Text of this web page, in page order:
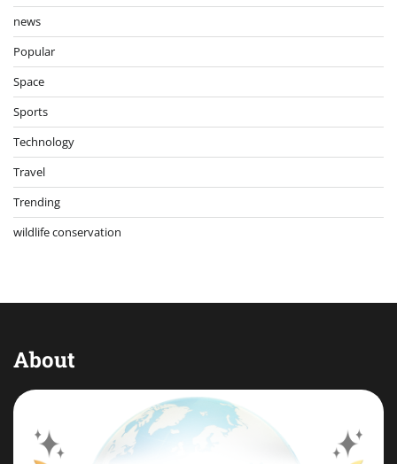
news
Popular
Space
Sports
Technology
Travel
Trending
wildlife conservation
About